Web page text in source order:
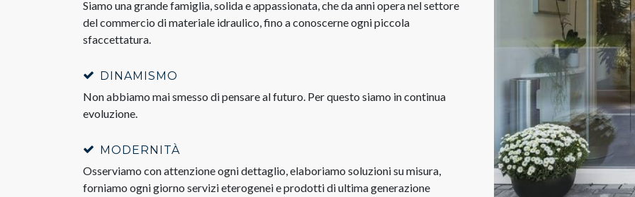
Siamo una grande famiglia, solida e appassionata, che da anni opera nel settore
del commercio di materiale idraulico, fino a conoscerne ogni piccola
sfaccettatura.
DINAMISMO
Non abbiamo mai smesso di pensare al futuro. Per questo siamo in continua
evoluzione.
MODERNITÀ
Osserviamo con attenzione ogni dettaglio, elaboriamo soluzioni su misura,
forniamo ogni giorno servizi eterogenei e prodotti di ultima generazione